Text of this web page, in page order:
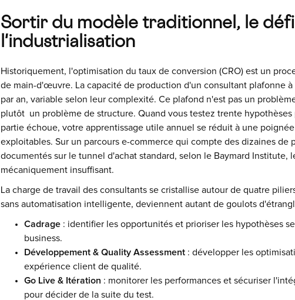
Sortir du modèle traditionnel, le
l'industrialisation
Historiquement, l'optimisation du taux de conversion (CRO) est un
de main-d'œuvre. La capacité de production d'un consultant plafonne
par an, variable selon leur complexité. Ce plafond n'est pas un
plutôt un problème de structure. Quand vous testez trente hypothèses
partie échoue, votre apprentissage utile annuel se réduit à une
exploitables. Sur un parcours e-commerce qui compte des dizaines de
documentés sur le tunnel d'achat standard, selon le Baymard Institute,
mécaniquement insuffisant.
La charge de travail des consultants se cristallise autour de quatre
sans automatisation intelligente, deviennent autant de goulots
Cadrage : identifier les opportunités et prioriser les hypothèses
business.
Développement & Quality Assessment : développer les
expérience client de qualité.
Go Live & Itération : monitorer les performances et sécuriser
pour décider de la suite du test.